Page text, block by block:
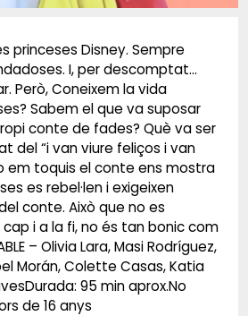
princeses Disney. Sempre
I, per descomptat…
Però, Coneixem la vida
Sabem el que va suposar
conte de fades? Què va ser
del “i van viure feliços i van
em toquis el conte ens mostra
es rebel·len i exigeixen
conte. Això que no es
i a la fi, no és tan bonic com
– Olivia Lara, Masi Rodríguez,
Morán, Colette Casas, Katia
95 min aprox.No
de 16 anys